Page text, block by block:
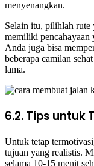
menyenangkan.
Selain itu, pilihlah rute
memiliki pencahayaan
Anda juga bisa
beberapa camilan
lama.
6.2. Tips untuk
Untuk tetap
tujuan yang realistis.
selama 10-15 menit